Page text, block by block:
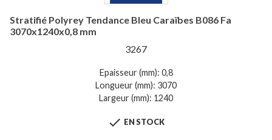
Stratifié Polyrey Tendance Bleu Caraïbes B086 Fa
3070x1240x0,8 mm
3267
Epaisseur (mm): 0,8
Longueur (mm): 3070
Largeur (mm): 1240
 EN STOCK